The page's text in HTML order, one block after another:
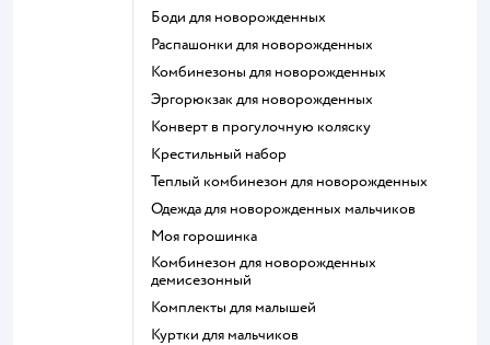
Боди для новорожденных
Распашонки для новорожденных
Комбинезоны для новорожденных
Эргорюкзак для новорожденных
Конверт в прогулочную коляску
Крестильный набор
Теплый комбинезон для новорожденных
Одежда для новорожденных мальчиков
Моя горошинка
Комбинезон для новорожденных
демисезонный
Комплекты для малышей
Куртки для мальчиков